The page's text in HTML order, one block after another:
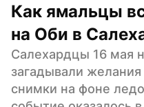
Как ямальцы
на Оби в
Салехардцы 16 мая
загадывали
снимки на фоне